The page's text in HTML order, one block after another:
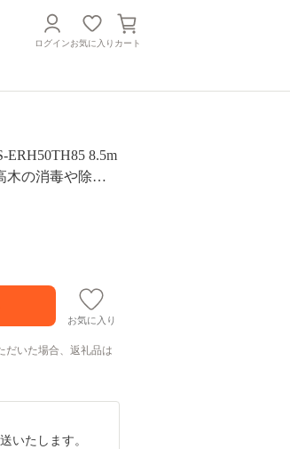
ログインお気に入り カート
8.5m
木の消毒や除草
お気に入り
だいた場合、返礼品は
いたします。